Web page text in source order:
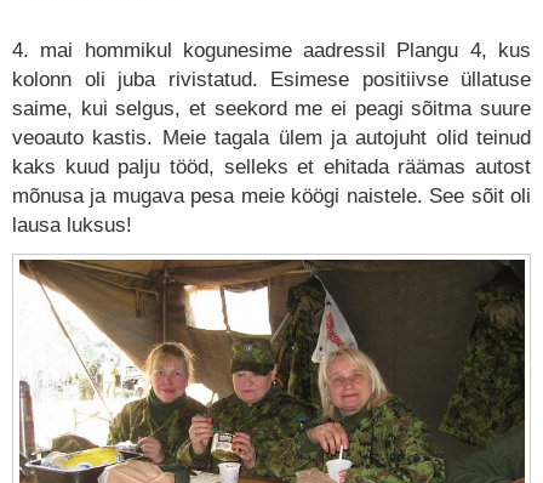
4. mai hommikul kogunesime aadressil Plangu 4, kus
kolonn oli juba rivistatud. Esimese positiivse üllatuse
saime, kui selgus, et seekord me ei peagi sõitma suure
veoauto kastis. Meie tagala ülem ja autojuht olid teinud
kaks kuud palju tööd, selleks et ehitada räämas autost
mõnusa ja mugava pesa meie köögi naistele. See sõit oli
lausa luksus!